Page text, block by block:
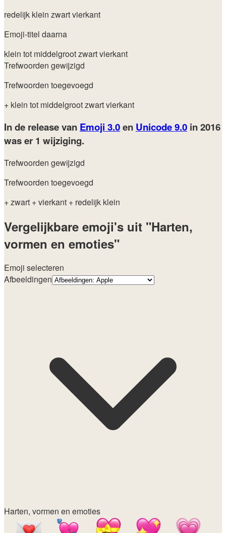
redelijk klein zwart vierkant
Emoji-titel daarna
klein tot middelgroot zwart vierkant
Trefwoorden gewijzigd
Trefwoorden toegevoegd
+ klein tot middelgroot zwart vierkant
In de release van Emoji 3.0en Unicode 9.0 in 2016
was er 1 wijziging.
Trefwoorden gewijzigd
Trefwoorden toegevoegd
+ zwart + vierkant + redelijk klein
Vergelijkbare emoji's uit "Harten,
vormen en emoties"
Emoji selecteren
Afbeeldingen
Harten, vormen en emoties